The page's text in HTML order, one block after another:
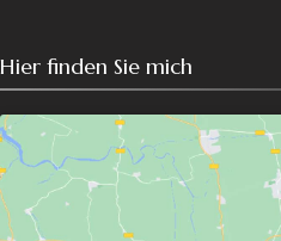
Hier finden Sie mich